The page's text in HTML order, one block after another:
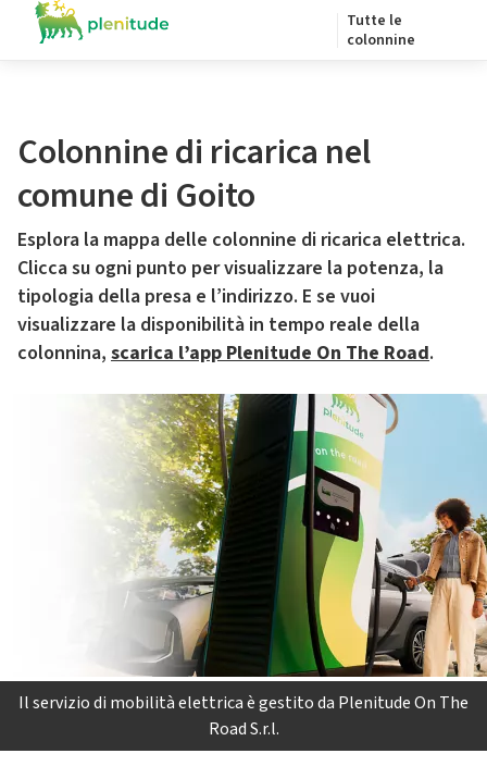
Tutte le
colonnine
Colonnine di ricarica nel
comune di Goito
Esplora la mappa delle colonnine di ricarica elettrica.
Clicca su ogni punto per visualizzare la potenza, la
tipologia della presa e l’indirizzo. E se vuoi
visualizzare la disponibilità in tempo reale della
colonnina, scarica l’app Plenitude On The Road.
Il servizio di mobilità elettrica è gestito da Plenitude On The
Road S.r.l.